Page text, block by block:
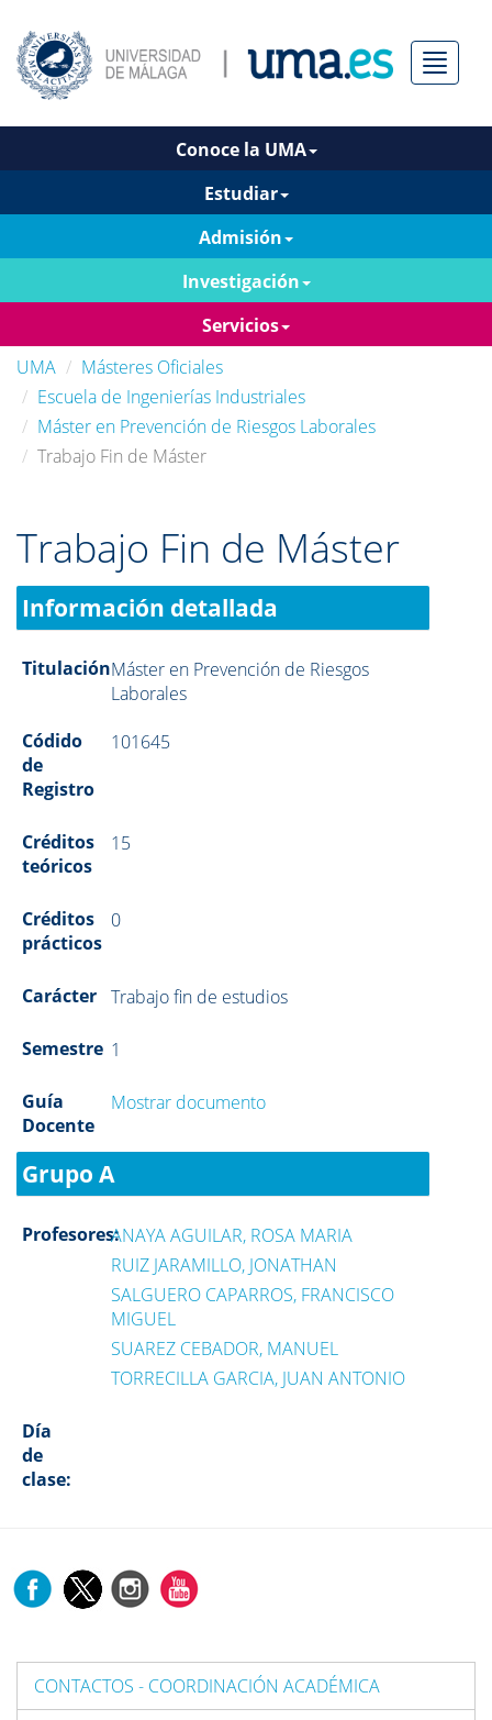
Menú
Conoce la UMA
Estudiar
Admisión
Investigación
Servicios
UMA
Másteres Oficiales
Escuela de Ingenierías Industriales
Máster en Prevención de Riesgos Laborales
Trabajo Fin de Máster
Trabajo Fin de Máster
Información detallada
TitulaciónMáster en Prevención de Riesgos
Laborales
Códido
de
Registro
101645
Créditos
teóricos
15
Créditos
prácticos
0
Carácter Trabajo fin de estudios
Semestre 1
Guía
Docente
Mostrar documento
Grupo A
Profesores:ANAYA AGUILAR, ROSA MARIA
RUIZ JARAMILLO, JONATHAN
SALGUERO CAPARROS, FRANCISCO
MIGUEL
SUAREZ CEBADOR, MANUEL
TORRECILLA GARCIA, JUAN ANTONIO
Día
de
clase:
CONTACTOS - COORDINACIÓN ACADÉMICA